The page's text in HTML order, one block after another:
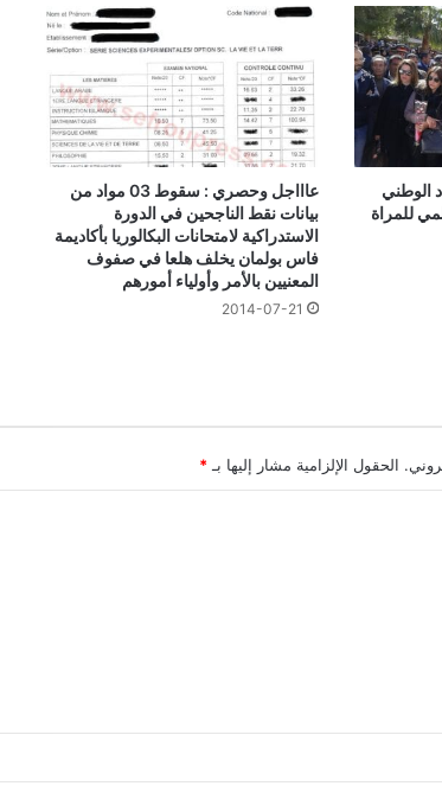
الوطني
للمراة
عاااجل وحصري : سقوط 03 مواد من
بيانات نقط الناجحين في الدورة
الاستدراكية لامتحانات البكالوريا بأكاديمة
فاس بولمان يخلف هلعا في صفوف
المعنيين بالأمر وأولياء أمورهم
2014-07-21
الحقول الإلزامية مشار إليها بـ *